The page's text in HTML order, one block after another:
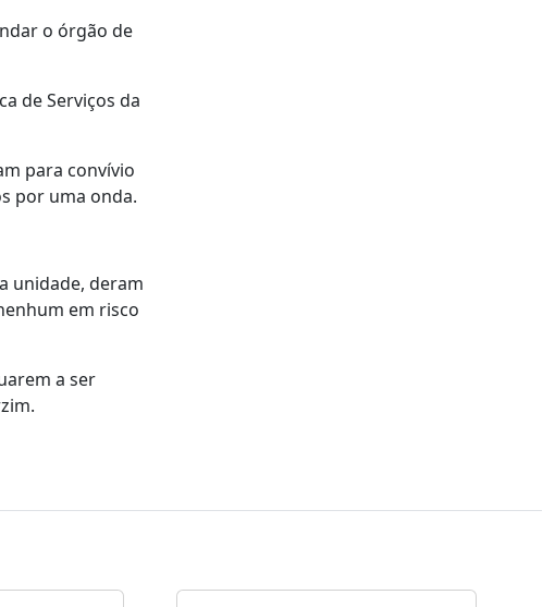
o órgão de
de Serviços da
para convívio
por uma onda.
unidade, deram
em risco
a ser